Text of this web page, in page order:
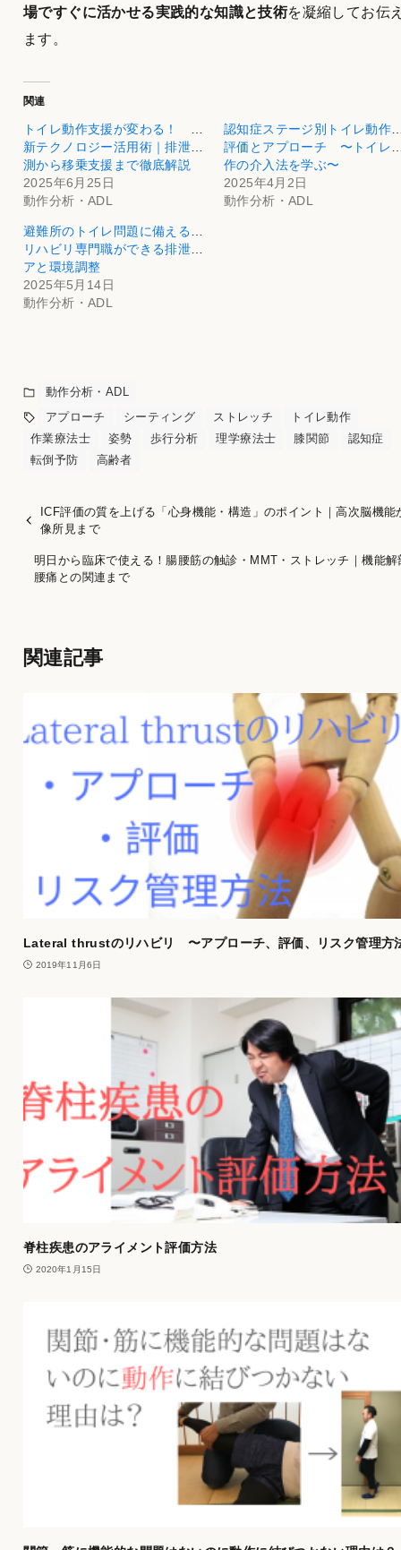
場ですぐに活かせる実践的な知識と技術を凝縮してお伝
ます。
関連
トイレ動作支援が変わる！ 最
新テクノロジー活用術｜排泄予
測から移乗支援まで徹底解説
2025年6月25日
動作分析・ADL
認知症ステージ別トイレ動作
評価とアプローチ 〜トイレ
作の介入法を学ぶ〜
2025年4月2日
動作分析・ADL
避難所のトイレ問題に備える：
リハビリ専門職ができる排泄ケ
アと環境調整
2025年5月14日
動作分析・ADL
動作分析・ADL
アプローチ
シーティング ストレッチ
トイレ動作
作業療法士
姿勢 歩行分析 理学療法士 膝関節
認知症
転倒予防
高齢者
ICF評価の質を上げる「心身機能・構造」のポイント｜高次脳機能
像所見まで
明日から臨床で使える！腸腰筋の触診・MMT・ストレッチ｜機能解
腰痛との関連まで
関連記事
Lateral thrustのリハビリ 〜アプローチ、評価、リスク管理方
2019年11月6日
脊柱疾患のアライメント評価方法
2020年1月15日